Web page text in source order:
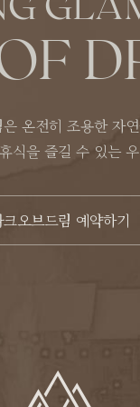
온전히 조용한 자
식을 즐길 수 있는우
오브드림 예약하기